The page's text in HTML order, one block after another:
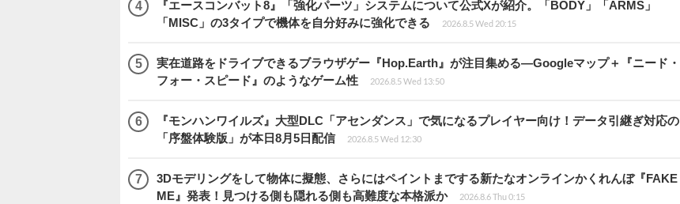
『エースコンバット8』「強化パーツ」システムについて公式Xが紹介。「BODY」「ARMS」
「MISC」の3タイプで機体を自分好みに強化できる
2026.8.5 Wed 20:15
実在道路をドライブできるブラウザゲー『Hop.Earth』が注目集める―Googleマップ＋『ニード・
フォー・スピード』のようなゲーム性
2026.8.5 Wed 13:50
『モンハンワイルズ』大型DLC「アセンダンス」で気になるプレイヤー向け！データ引継ぎ対応の
「序盤体験版」が本日8月5日配信
2026.8.5 Wed 12:30
3Dモデリングをして物体に擬態、さらにはペイントまでする新たなオンラインかくれんぼ『FAKE
ME』発表！見つける側も隠れる側も高難度な本格派か
2026.8.6 Thu 0:15